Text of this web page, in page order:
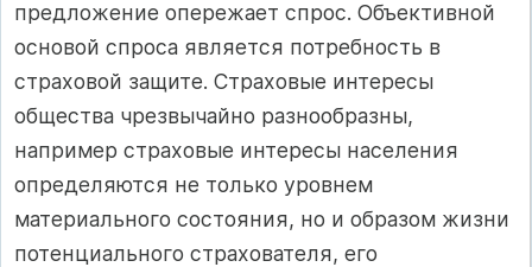
предложение опережает спрос. Объективной
основой спроса является потребность в
страховой защите. Страховые интересы
общества чрезвычайно разнообразны,
например страховые интересы населения
определяются не только уровнем
материального состояния, но и образом жизни
потенциального страхователя, его